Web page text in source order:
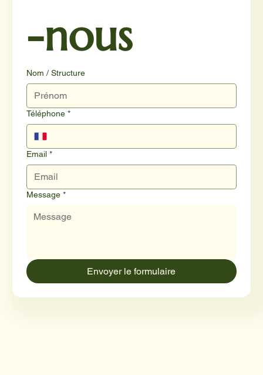
-nous
Nom / Structure
Téléphone *
Email *
Message *
Envoyer le formulaire